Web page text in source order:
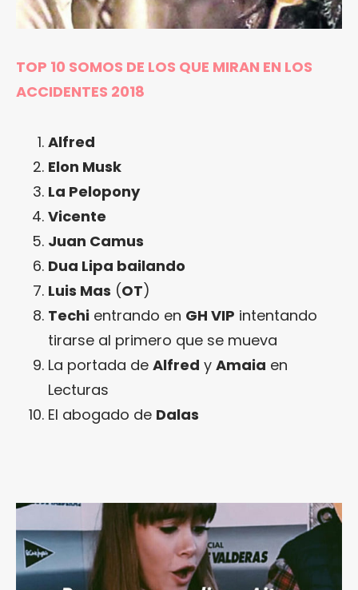
TOP 10 SOMOS DE LOS QUE MIRAN EN LOS
ACCIDENTES 2018
Alfred
Elon Musk
La Pelopony
Vicente
Juan Camus
Dua Lipa bailando
Luis Mas (OT)
Techi entrando en GH VIP intentando
tirarse al primero que se mueva
La portada de Alfred y Amaia en
Lecturas
El abogado de Dalas